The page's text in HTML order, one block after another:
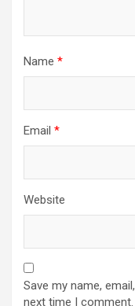
Name *
Email *
Website
Save my name,
next time I comment.